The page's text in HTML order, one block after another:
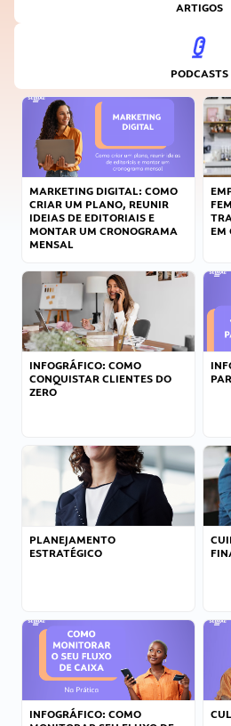
ARTIGOS
PODCASTS
MARKETING DIGITAL: COMO
CRIAR UM PLANO, REUNIR
IDEIAS DE EDITORIAIS E
MONTAR UM CRONOGRAMA
MENSAL
EM
INFOGRÁFICO: COMO
CONQUISTAR CLIENTES DO
ZERO
PLANEJAMENTO
ESTRATÉGICO
INFOGRÁFICO: COMO